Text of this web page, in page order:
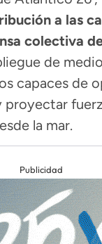
a las
colectiva
de
capaces de
la mar.
Publicidad